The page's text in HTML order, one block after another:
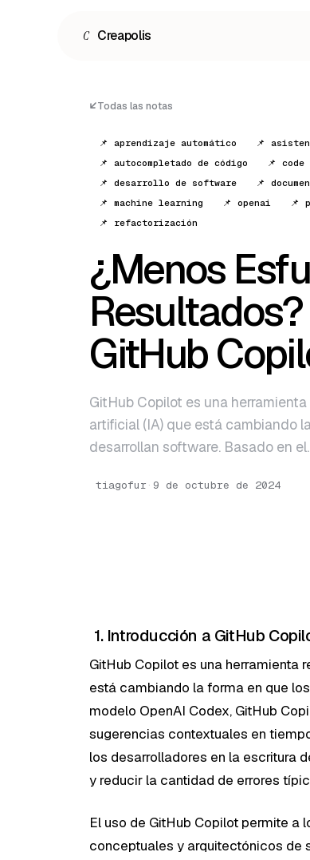
C Creapolis
Todas las notas
📌 aprendizaje automático
📌
📌 autocompletado de código
📌
📌 desarrollo de software
📌
📌 machine learning
📌 openai 📌
📌 refactorización
¿Menos
GitHub
GitHub Copilot es una
artificial (IA) que está cambiando
desarrollan software. Basado en
tiagofur · 9 de octubre de 2024
1. Introducción a GitHub
GitHub Copilot es una herramienta
está cambiando la forma en que
modelo OpenAI Codex, GitHub
sugerencias contextuales en
los desarrolladores en la escritura
y reducir la cantidad de errores
El uso de GitHub Copilot permite
conceptuales y arquitectónicos de